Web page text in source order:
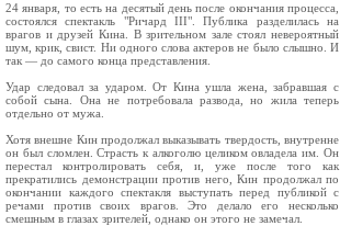
24 января, то есть на десятый день после окончания процесса,
состоялся спектакль "Ричард III". Публика разделилась на
врагов и друзей Кина. В зрительном зале стоял невероятный
шум, крик, свист. Ни одного слова актеров не было слышно. И
так — до самого конца представления.
Удар следовал за ударом. От Кина ушла жена, забравшая с
собой сына. Она не потребовала развода, но жила теперь
отдельно от мужа.
Хотя внешне Кин продолжал выказывать твердость, внутренне
он был сломлен. Страсть к алкоголю целиком овладела им. Он
перестал контролировать себя, и, уже после того как
прекратились демонстрации против него, Кин продолжал по
окончании каждого спектакля выступать перед публикой с
речами против своих врагов. Это делало его несколько
смешным в глазах зрителей, однако он этого не замечал.